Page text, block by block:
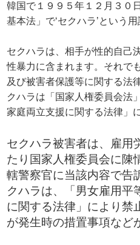
韓国で１９９５年１２月３０
基本法」で‘セクハラ’という
セクハラは、相手が性的自己
性暴力に含まれます。それで
及び被害者保護等に関する法
クハラは「国家人権委員会法
家庭両立支援に関する法律」
セクハラ被害者は、雇用
たり国家人権委員会に陳
轄警察官に当該内容で告
クハラは、​「男女雇用平
に関する法律」により禁
が発生時の措置事項など